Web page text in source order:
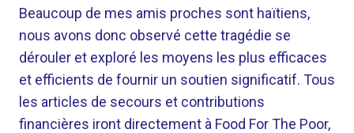
Beaucoup de mes amis proches sont haïtiens,
nous avons donc observé cette tragédie se
dérouler et exploré les moyens les plus efficaces
et efficients de fournir un soutien significatif. Tous
les articles de secours et contributions
financières iront directement à Food For The Poor,